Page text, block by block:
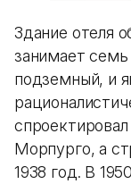
Здание отеля
занимает
подземный, и
Морпурго, а
1938 год. В